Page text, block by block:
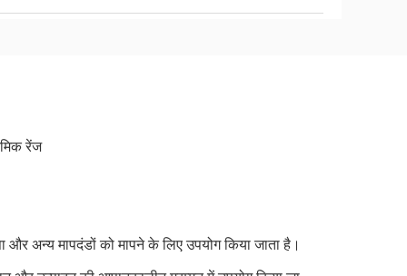
रेंज
अन्य मापदंडों को मापने के लिए उपयोग किया जाता है।